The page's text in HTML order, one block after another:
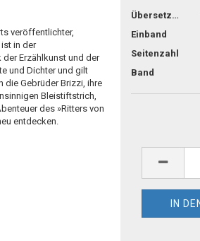
veröffentlichter,
in der
Erzählkunst und der
und Dichter und gilt
die Gebrüder Brizzi, ihre
Bleistiftstrich,
des »Ritters von
entdecken.
Übersetzg.
Einband
Seitenzahl
Band